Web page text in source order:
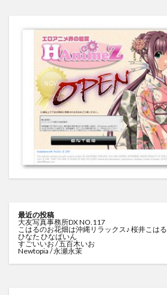
最近の投稿
大友写真事務所DX NO.117
こはるのお花畑は沖縄リラックス♪ 桜井こはる
ひなた ひなぱいん
すごいいお / 五百木いお
Newtopia / 永瀬永茉